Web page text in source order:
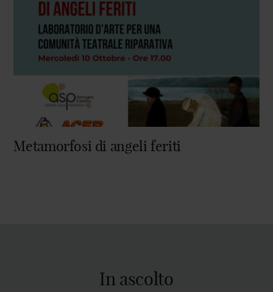
Metamorfosi di angeli feriti
In ascolto